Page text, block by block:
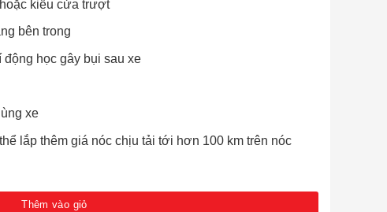
kiểu cửa trượt
bên trong
động học gây bụi sau xe
xe
lắp thêm giá nóc chịu tải tới hơn 100 km trên nóc
số lượng
Thêm vào giỏ